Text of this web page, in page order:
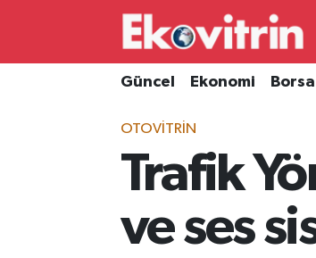
Güncel Ekonomi
OTOVITRIN
Trafik
ve ses
Güncel
Borsa Haberleri
Hava Durumu
Süper Lig Puan Durumu ve Fikstür
Son Dakika Haberleri